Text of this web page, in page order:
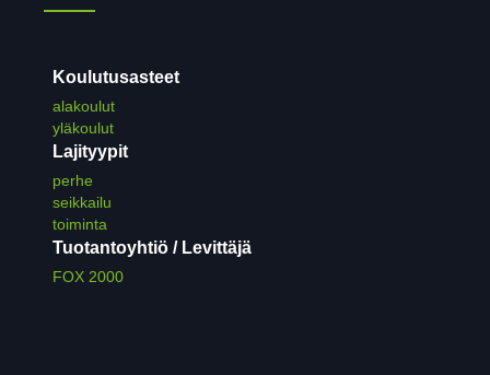
Koulutusasteet
alakoulut
yläkoulut
Lajityypit
perhe
seikkailu
toiminta
Tuotantoyhtiö / Levittäjä
FOX 2000